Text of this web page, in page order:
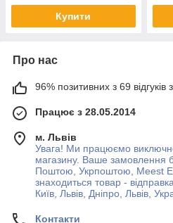
Купити
Про нас
96% позитивних з 69 відгуків
Працює з 28.05.2014
м. Львів
Увага! Ми працюємо
магазину. Ваше замовлення
Поштою, Укрпоштою, Meest
знаходиться товар -
Київ, Львів, Дніпро, Львів,
Контакти